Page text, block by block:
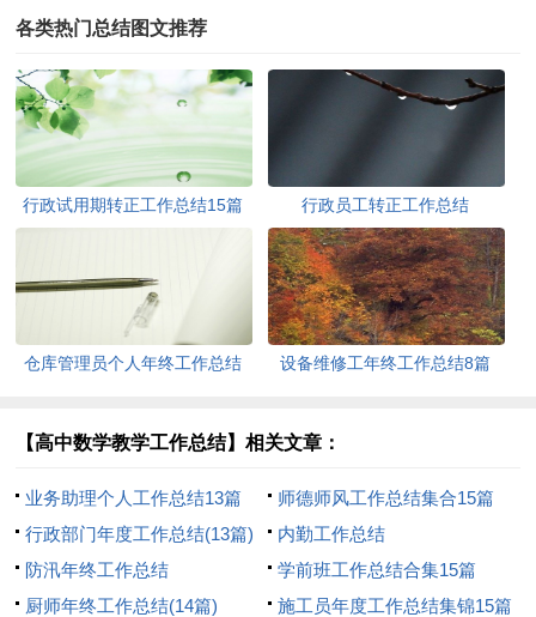
各类热门总结图文推荐
行政试用期转正工作总结15篇 行政员工转正工作总结
仓库管理员个人年终工作总结
设备维修工年终工作总结8篇
【高中数学教学工作总结】相关文章：
业务助理个人工作总结13篇
师德师风工作总结集合15篇
行政部门年度工作总结(13篇)
内勤工作总结
防汛年终工作总结
学前班工作总结合集15篇
厨师年终工作总结(14篇)
施工员年度工作总结集锦15篇